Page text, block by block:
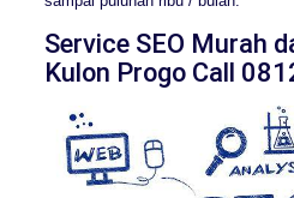
Service SEO Murah
Kulon Progo Call